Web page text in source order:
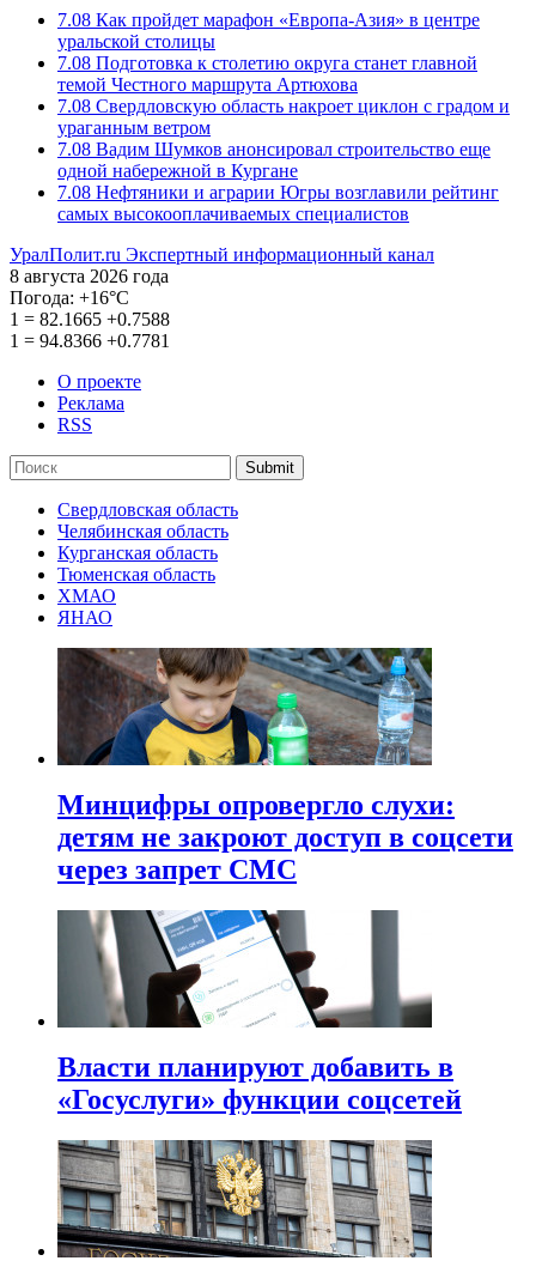
7.08 Как пройдет марафон «Европа-Азия» в центре
уральской столицы
7.08 Подготовка к столетию округа станет главной
темой Честного маршрута Артюхова
7.08 Свердловскую область накроет циклон с градом и
ураганным ветром
7.08 Вадим Шумков анонсировал строительство еще
одной набережной в Кургане
7.08 Нефтяники и аграрии Югры возглавили рейтинг
самых высокооплачиваемых специалистов
УралПолит.ru Экспертный информационный канал
8 августа 2026 года
Погода: +16°С
1 = 82.1665 +0.7588
1 = 94.8366 +0.7781
О проекте
Реклама
RSS
Submit
Свердловская область
Челябинская область
Курганская область
Тюменская область
ХМАО
ЯНАО
Минцифры опровергло слухи:
детям не закроют доступ в соцсети
через запрет СМС
Власти планируют добавить в
«Госуслуги» функции соцсетей